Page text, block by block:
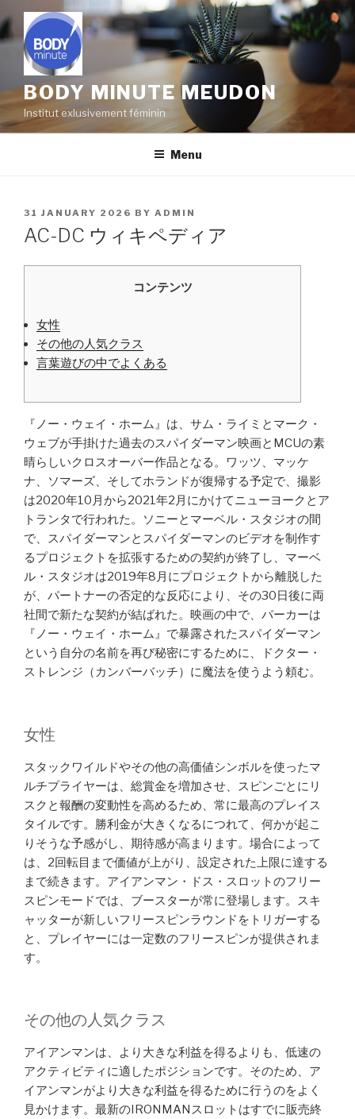
to
content
BODY MINUTE MEUDON
Institut exlusivement féminin
Menu
POSTED
ON
31 JANUARY 2026 BY ADMIN
AC-DC ウィキペディア
コンテンツ
女性
その他の人気クラス
言葉遊びの中でよくある
『ノー・ウェイ・ホーム』は、サム・ライミとマーク・
ウェブが手掛けた過去のスパイダーマン映画とMCUの素
晴らしいクロスオーバー作品となる。ワッツ、マッケ
ナ、ソマーズ、そしてホランドが復帰する予定で、撮影
は2020年10月から2021年2月にかけてニューヨークとア
トランタで行われた。ソニーとマーベル・スタジオの間
で、スパイダーマンとスパイダーマンのビデオを制作す
るプロジェクトを拡張するための契約が終了し、マーベ
ル・スタジオは2019年8月にプロジェクトから離脱した
が、パートナーの否定的な反応により、その30日後に両
社間で新たな契約が結ばれた。映画の中で、パーカーは
『ノー・ウェイ・ホーム』で暴露されたスパイダーマン
という自分の名前を再び秘密にするために、ドクター・
ストレンジ（カンバーバッチ）に魔法を使うよう頼む。
女性
スタックワイルドやその他の高価値シンボルを使ったマ
ルチプライヤーは、総賞金を増加させ、スピンごとにリ
スクと報酬の変動性を高めるため、常に最高のプレイス
タイルです。勝利金が大きくなるにつれて、何かが起こ
りそうな予感がし、期待感が高まります。場合によって
は、2回転目まで価値が上がり、設定された上限に達する
まで続きます。アイアンマン・ドス・スロットのフリー
スピンモードでは、ブースターが常に登場します。スキ
ャッターが新しいフリースピンラウンドをトリガーする
と、プレイヤーには一定数のフリースピンが提供されま
す。
その他の人気クラス
アイアンマンは、より大きな利益を得るよりも、低速の
アクティビティに適したポジションです。そのため、ア
イアンマンがより大きな利益を得るために行うのをよく
見かけます。最新のIRONMANスロットはすでに販売終